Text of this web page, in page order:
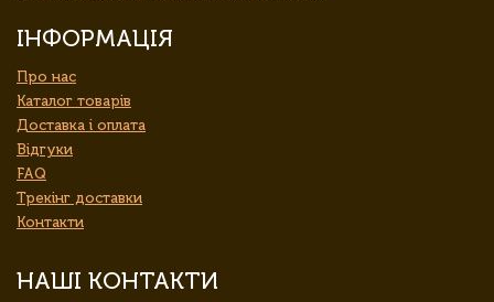
ІНФОРМАЦІЯ
Про нас
Каталог товарів
Доставка і оплата
Відгуки
FAQ
Трекінг доставки
Контакти
НАШІ КОНТАКТИ